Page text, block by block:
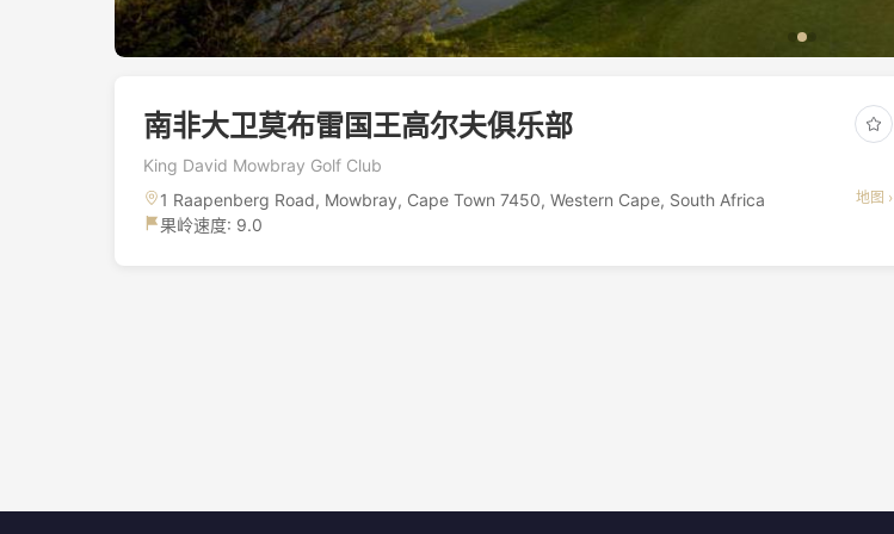
南非大卫莫布雷国王高尔夫俱乐部
King David Mowbray Golf Club
1 Raapenberg Road, Mowbray, Cape Town 7450, Western Cape, South Africa
地图 ›
果岭速度: 9.0